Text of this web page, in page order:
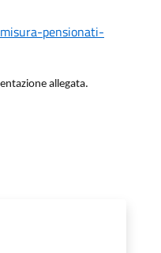
pensionati-
allegata.